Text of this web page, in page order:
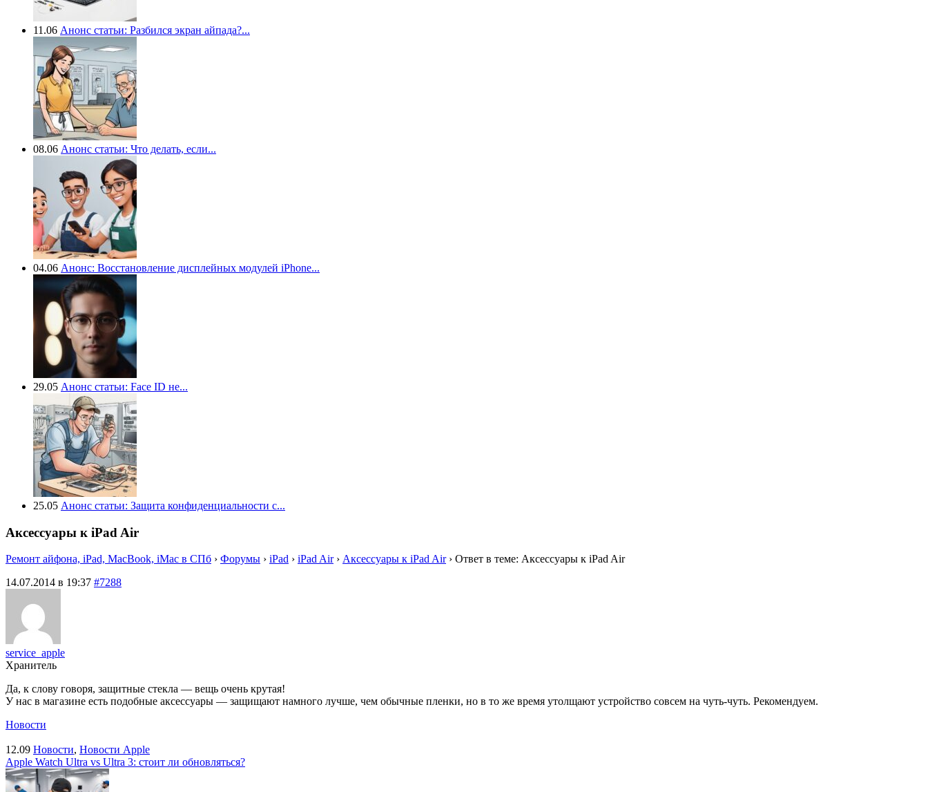
11.06 Анонс статьи: Разбился экран айпада?...
08.06 Анонс статьи: Что делать, если...
04.06 Анонс: Восстановление дисплейных модулей iPhone...
29.05 Анонс статьи: Face ID не...
25.05 Анонс статьи: Защита конфиденциальности с...
Аксессуары к iPad Air
Ремонт айфона, iPad, MacBook, iMac в СПб › Форумы › iPad › iPad Air › Аксессуары к iPad Air › Ответ в теме: Аксессуары к iPad Air
14.07.2014 в 19:37 #7288
service_apple
Хранитель
Да, к слову говоря, защитные стекла — вещь очень крутая!
У нас в магазине есть подобные аксессуары — защищают намного лучше, чем обычные пленки, но в то же время утолщают устройство совсем на чуть-чуть. Рекомендуем.
Новости
12.09 Новости, Новости Apple
Apple Watch Ultra vs Ultra 3: стоит ли обновляться?